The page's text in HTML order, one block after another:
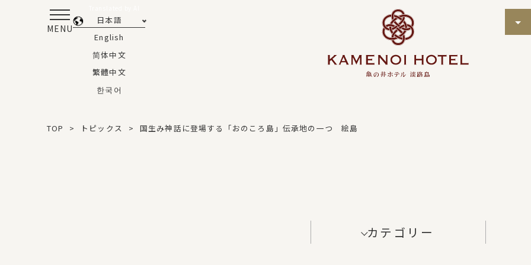
MENU
日本語
English
简体中文
繁體中文
한국어
TOP トピックス 国生み神話に登場する「おのころ島」伝承地の一つ 絵島
カテゴリー